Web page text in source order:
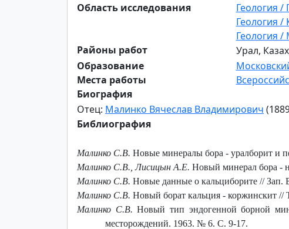
Область исследования
Геология /
Геология /
Геология
Районы работ
Урал,
Образование
Места работы
Биография
Отец: Малинко Вячеслав Владимирович
Библиография
Малинко С.В. Новые минералы бора - уралборит и
Малинко С.В., Лисицын А.Е. Новый минерал бора -
Малинко С.В. Новые данные о кальциборите //
Малинко С.В. Новый борат кальция - коржинскит
Малинко С.В. Новый тип эндогенной борной
месторождений. 1963. № 6. С. 9-17.